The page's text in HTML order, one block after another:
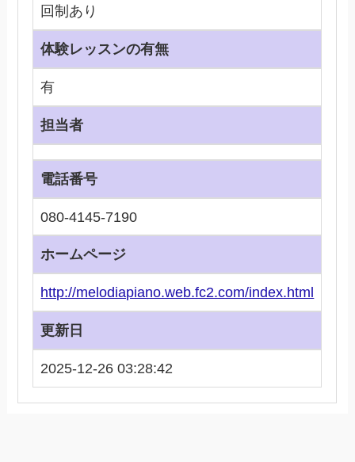
回制あり
体験レッスンの有無
有
担当者
電話番号
080-4145-7190
ホームページ
http://melodiapiano.web.fc2.com/index.html
更新日
2025-12-26 03:28:42